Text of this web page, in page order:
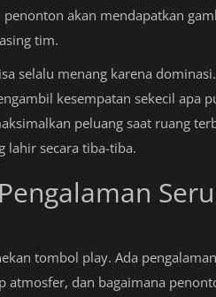
akan mendapatkan
tim.
selalu menang karena
kesempatan sekecil apa
peluang saat ruang
lahir secara tiba-tiba.
tombol play. Ada
atmosfer, dan bagaimana